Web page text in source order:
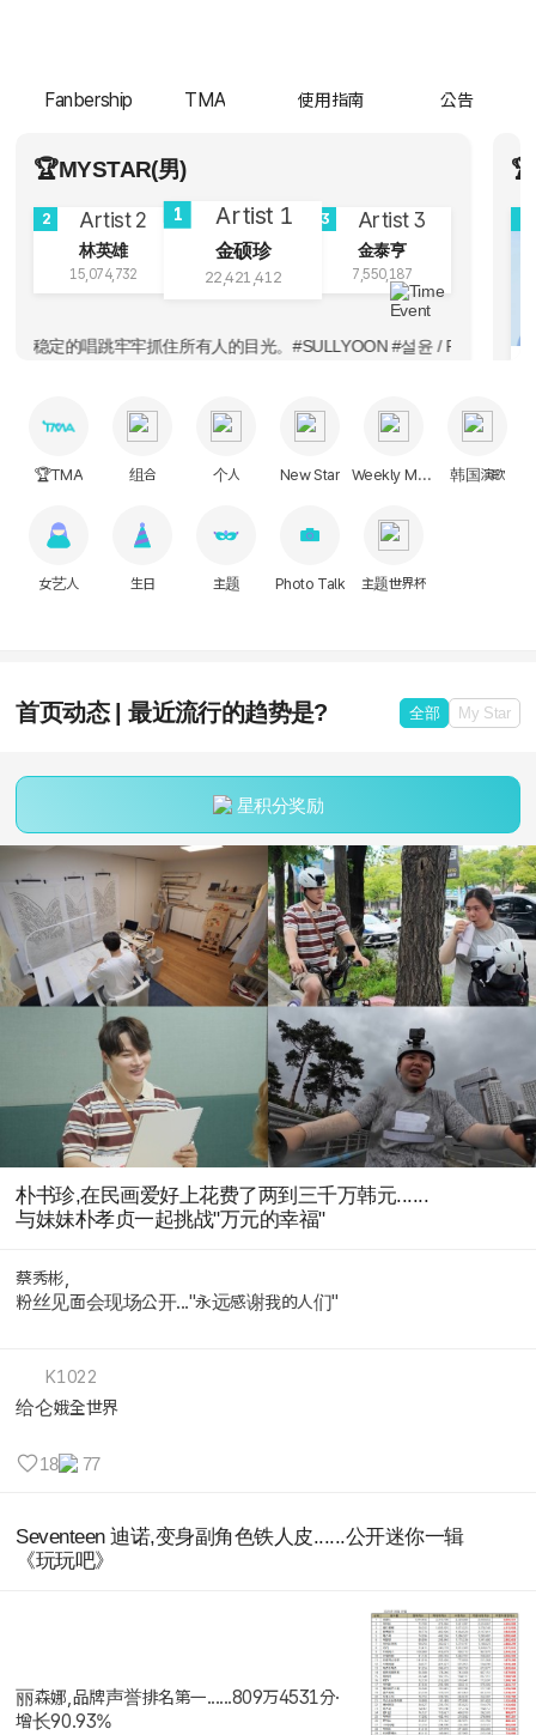
Fanbership TMA 使用指南 公告
🏆MYSTAR(男)
2
林英雄
15,074,732
1
金硕珍
22,421,412
3
金泰亨
7,550,187
光。#SULLYOON #설윤 / Peach Dofu 吴海嫄是闪闪发光的存
🏆TMA 组合 个人 New Star Weekly Music 韩国演歌
女艺人 生日 主题 Photo Talk 主题世界杯
首页动态 | 最近流行的趋势是? 全部 My Star
星积分奖励
朴书珍,在民画爱好上花费了两到三千万韩元......
与妹妹朴孝贞一起挑战"万元的幸福"
蔡秀彬,
粉丝见面会现场公开..."永远感谢我的人们"
K1022
给仑娥全世界
18 77
Seventeen 迪诺,变身副角色铁人皮......公开迷你一辑
《玩玩吧》
丽森娜,品牌声誉排名第一......809万4531分·
增长90.93%